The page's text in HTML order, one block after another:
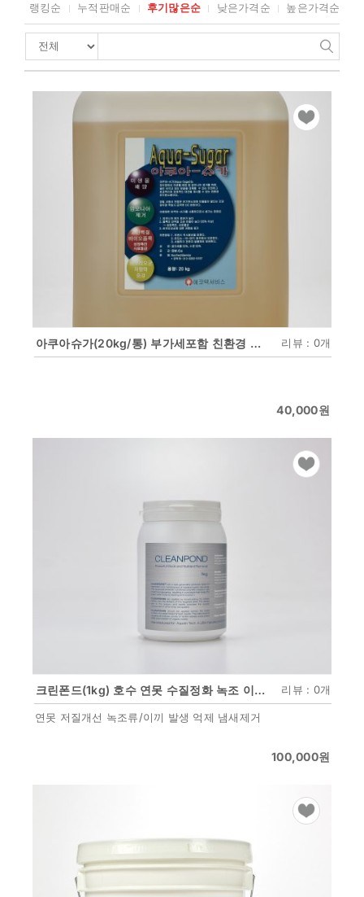
랭킹순 누적판매순 후기많은순 낮은가격순 높은가격순
아쿠아슈가(20kg/통) 부가세포함 친환경 유기탄소원 천연물질 바이오플락전용 리뷰 : 0개
40,000원
크린폰드(1kg) 호수 연못 수질정화 녹조 이끼 제거 저질관리 리뷰 : 0개
연못 저질개선 녹조류/이끼 발생 억제 냄새제거
100,000원